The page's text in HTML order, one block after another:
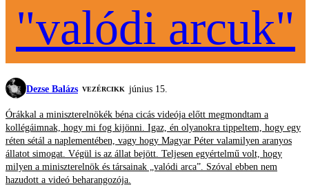
"valódi arcuk"
Dezse Balázs VEZÉRCIKK június 15.
Órákkal a miniszterelnökék béna cicás videója előtt megmondtam a
kollégáimnak, hogy mi fog kijönni. Igaz, én olyanokra tippeltem, hogy egy
réten sétál a naplementében, vagy hogy Magyar Péter valamilyen aranyos
állatot simogat. Végül is az állat bejött. Teljesen egyértelmű volt, hogy
milyen a miniszterelnök és társainak „valódi arca”. Szóval ebben nem
hazudott a videó beharangozója.